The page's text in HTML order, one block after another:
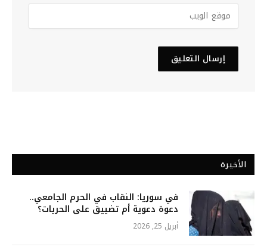
الأخيرة
في سوريا: النقاب في الحرم الجامعي..
دعوة دعوية أم تضييق على الحريات؟
أبريل 25, 2026